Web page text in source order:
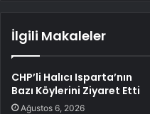
İlgili Makaleler
CHP’li Halıcı Isparta’nın
Bazı Köylerini Ziyaret Etti
Ağustos 6, 2026